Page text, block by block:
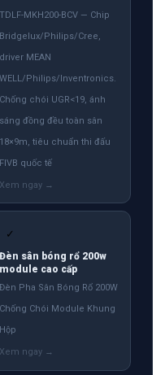
TDLF-MKH200-BCV — Chip
Bridgelux/Philips/Cree,
driver MEAN
WELL/Philips/Inventronics.
Chống chói UGR<19, ánh
sáng đồng đều toàn sân
18×9m, tiêu chuẩn thi đấu
FIVB quốc tế
✓
Đèn sân bóng rổ 200w
module cao cấp
Đèn Pha Sân Bóng Rổ 200W
Chống Chói Module Khung
Hộp